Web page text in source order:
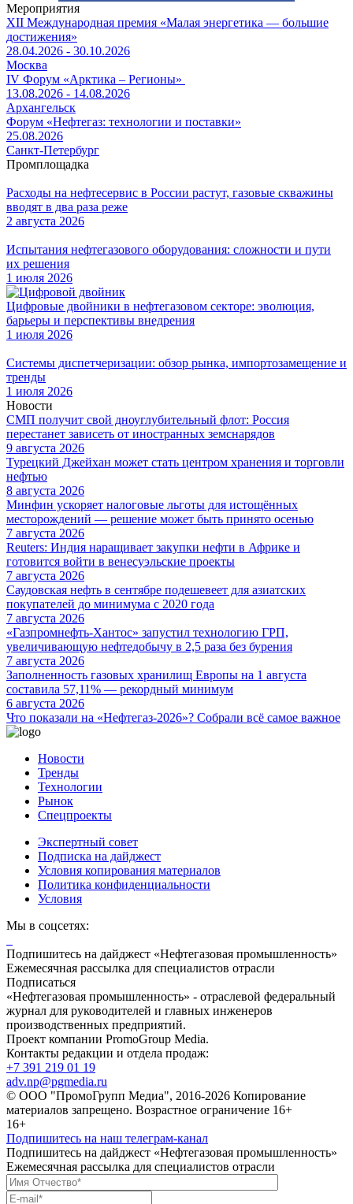
Мероприятия
XII Международная премия «Малая энергетика — большие
достижения»
28.04.2026 - 30.10.2026
Москва
IV Форум «Арктика – Регионы»
13.08.2026 - 14.08.2026
Архангельск
Форум «Нефтегаз: технологии и поставки»
25.08.2026
Санкт-Петербург
Промплощадка
Расходы на нефтесервис в России растут, газовые скважины
вводят в два раза реже
2 августа 2026
Испытания нефтегазового оборудования: сложности и пути
их решения
1 июля 2026
Цифровые двойники в нефтегазовом секторе: эволюция,
барьеры и перспективы внедрения
1 июля 2026
Системы диспетчеризации: обзор рынка, импортозамещение и
тренды
1 июля 2026
Новости
СМП получит свой дноуглубительный флот: Россия
перестанет зависеть от иностранных земснарядов
9 августа 2026
Турецкий Джейхан может стать центром хранения и торговли
нефтью
8 августа 2026
Минфин ускоряет налоговые льготы для истощённых
месторождений — решение может быть принято осенью
7 августа 2026
Reuters: Индия наращивает закупки нефти в Африке и
готовится войти в венесуэльские проекты
7 августа 2026
Саудовская нефть в сентябре подешевеет для азиатских
покупателей до минимума с 2020 года
7 августа 2026
«Газпромнефть-Хантос» запустил технологию ГРП,
увеличивающую нефтедобычу в 2,5 раза без бурения
7 августа 2026
Заполненность газовых хранилищ Европы на 1 августа
составила 57,11% — рекордный минимум
6 августа 2026
Что показали на «Нефтегаз-2026»? Собрали всё самое важное
Новости
Тренды
Технологии
Рынок
Спецпроекты
Экспертный совет
Подписка на дайджест
Условия копирования материалов
Политика конфиденциальности
Условия
Мы в соцсетях:
Подпишитесь на дайджест «Нефтегазовая промышленность»
Ежемесячная рассылка для специалистов отрасли
Подписаться
«Нефтегазовая промышленность» - отраслевой федеральный
журнал для руководителей и главных инженеров
производственных предприятий.
Проект компании PromoGroup Media.
Контакты редакции и отдела продаж:
+7 391 219 01 19
adv.np@pgmedia.ru
© ООО "ПромоГрупп Медиа", 2016-2026 Копирование
материалов запрещено. Возрастное ограничение 16+
16+
Подпишитесь на наш телеграм-канал
Подпишитесь на дайджест «Нефтегазовая промышленность»
Ежемесячная рассылка для специалистов отрасли